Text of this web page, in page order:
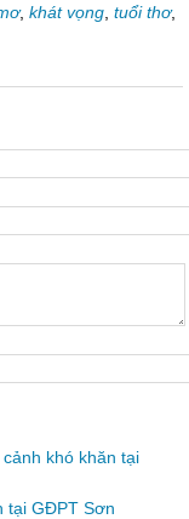
, khát vọng tuổi thơ,
khó khăn tại
tại GĐPT Sơn